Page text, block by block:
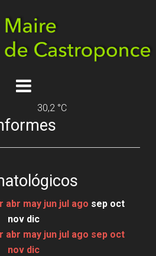
30,2 °C
abr may jun jul ago sep oct
nov dic
abr may jun jul ago sep oct
nov dic